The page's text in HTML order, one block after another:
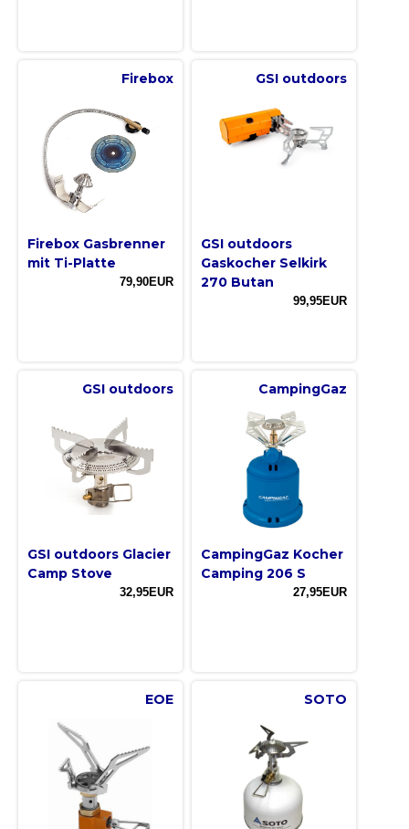
Firebox
Firebox Gasbrenner
mit Ti-Platte
79,90EUR
GSI outdoors
GSI outdoors
Gaskocher Selkirk
270 Butan
99,95EUR
GSI outdoors
GSI outdoors Glacier
Camp Stove
32,95EUR
CampingGaz
CampingGaz Kocher
Camping 206 S
27,95EUR
EOE SOTO